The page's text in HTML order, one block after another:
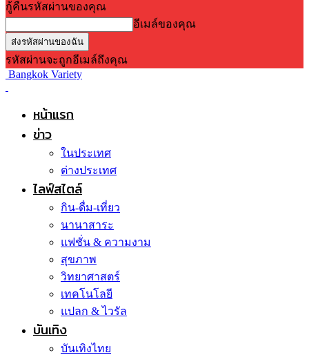
กู้คืนรหัสผ่านของคุณ
อีเมล์ของคุณ
รหัสผ่านจะถูกอีเมล์ถึงคุณ
Bangkok Variety
หน้าแรก
ข่าว
ในประเทศ
ต่างประเทศ
ไลฟ์สไตล์
กิน-ดื่ม-เที่ยว
นานาสาระ
แฟชั่น & ความงาม
สุขภาพ
วิทยาศาสตร์
เทคโนโลยี
แปลก & ไวรัล
บันเทิง
บันเทิงไทย